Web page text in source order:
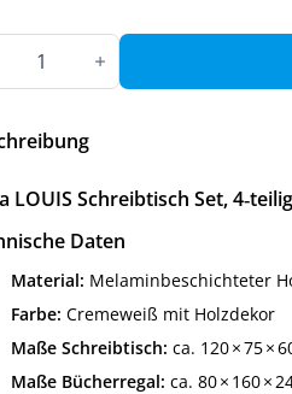
LOUIS Schreibtisch Set, 4‑teilig
Daten
Material: Melaminbeschichteter
Farbe: Cremeweiß mit Holzdekor
Maße Schreibtisch: ca. 120 × 75 ×
Maße Bücherregal: ca. 80 × 160 ×